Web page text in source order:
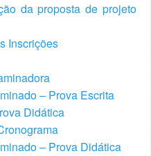
da proposta de projeto
Inscrições
– Prova Escrita
Didática
– Prova Didática